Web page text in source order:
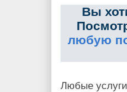
Вы
любую
Любые